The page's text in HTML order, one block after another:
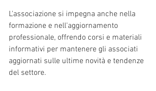
L'associazione si impegna anche nella
formazione e nell'aggiornamento
professionale, offrendo corsi e materiali
informativi per mantenere gli associati
aggiornati sulle ultime novità e tendenze
del settore.